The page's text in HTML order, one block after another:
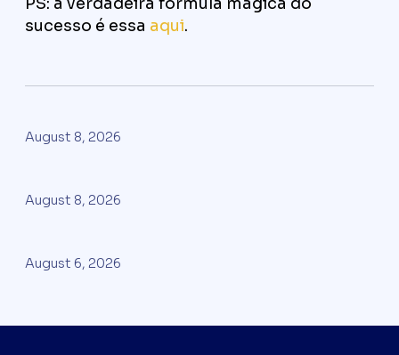
sucesso é essa aqui.
August 8, 2026
August 8, 2026
August 6, 2026